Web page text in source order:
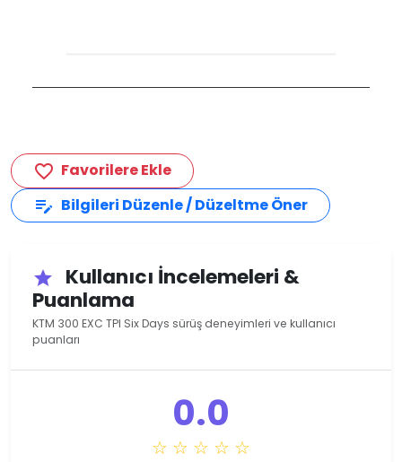
favorite_border Favorilere Ekle
edit_note Bilgileri Düzenle / Düzeltme Öner
star
Kullanıcı İncelemeleri &
Puanlama
KTM 300 EXC TPI Six Days sürüş deneyimleri ve kullanıcı
puanları
0.0
☆ ☆ ☆ ☆ ☆